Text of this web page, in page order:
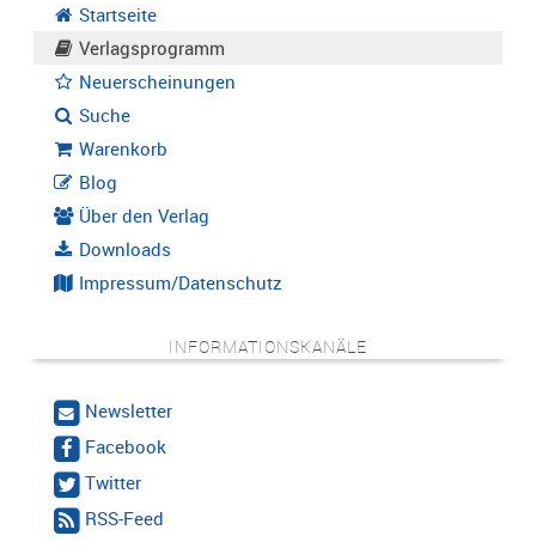
Startseite
Verlagsprogramm
Neuerscheinungen
Suche
Warenkorb
Blog
Über den Verlag
Downloads
Impressum/Datenschutz
INFORMATIONSKANÄLE
Newsletter
Facebook
Twitter
RSS-Feed